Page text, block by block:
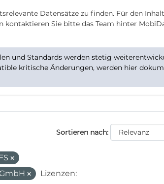
Datensätze zu finden. Für den
kontaktieren Sie bitte das Team hinter
und Standards werden stetig
kritische Änderungen, werden hier
Sortieren nach
Lizenzen: